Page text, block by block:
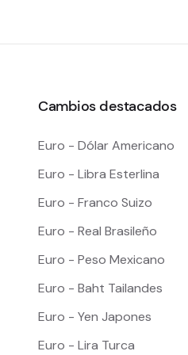
Cambios destacados
Euro - Dólar Americano
Euro - Libra Esterlina
Euro - Franco Suizo
Euro - Real Brasileño
Euro - Peso Mexicano
Euro - Baht Tailandes
Euro - Yen Japones
Euro - Lira Turca